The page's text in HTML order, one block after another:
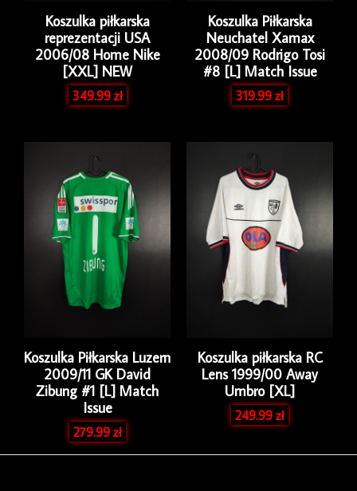
Koszulka piłkarska
reprezentacji USA
2006/08 Home Nike
[XXL] NEW
349.99zł
Koszulka Piłkarska
Neuchatel Xamax
2008/09 Rodrigo Tosi
#8 [L] Match Issue
319.99zł
Koszulka Piłkarska Luzern
2009/11 GK David
Zibung #1 [L] Match
Issue
279.99zł
Koszulka piłkarska RC
Lens 1999/00 Away
Umbro [XL]
249.99zł